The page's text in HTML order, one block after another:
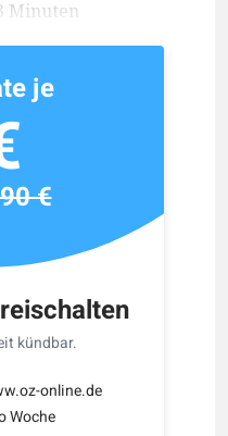
Minuten
kündbar.
online.de
Woche
je
€